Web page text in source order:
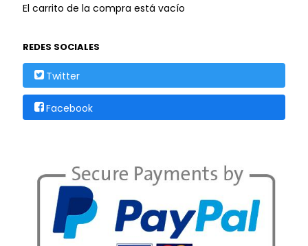
El carrito de la compra está vacío
REDES SOCIALES
Twitter
Facebook